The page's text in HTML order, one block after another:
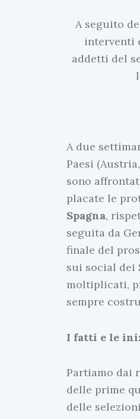
A seguito
interventi
addetti del
A due
Paesi
sono
placate le
Spagna,
seguita da
finale del
sui social dei
moltiplicati,
sempre
I fatti e le
Partiamo dai
delle prime
delle